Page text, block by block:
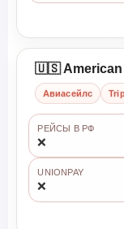
🇺🇸 American
Авиасейлс
РЕЙСЫ В РФ
❌
UNIONPAY
❌